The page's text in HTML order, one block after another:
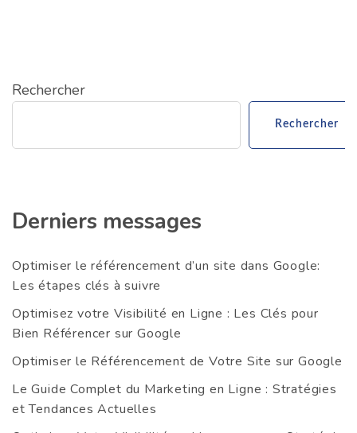
Rechercher
Rechercher
Derniers messages
Optimiser le référencement d’un site dans Google:
Les étapes clés à suivre
Optimisez votre Visibilité en Ligne : Les Clés pour
Bien Référencer sur Google
Optimiser le Référencement de Votre Site sur Google
Le Guide Complet du Marketing en Ligne : Stratégies
et Tendances Actuelles